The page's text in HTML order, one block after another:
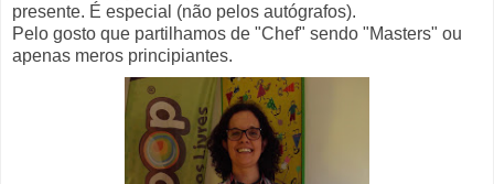
presente. É especial (não pelos autógrafos).
Pelo gosto que partilhamos de "Chef" sendo "Masters" ou
apenas meros principiantes.